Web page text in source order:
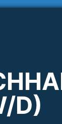
D)